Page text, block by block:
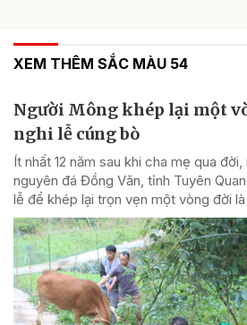
XEM THÊM SẮC MÀU 54
Người Mông khép lại một
nghi lễ cúng bò
Ít nhất 12 năm sau khi cha mẹ qua
nguyên đá Đồng Văn, tỉnh Tuyên
lễ để khép lại trọn vẹn một vòng đời